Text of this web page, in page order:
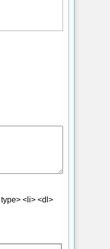
<li> <dl>